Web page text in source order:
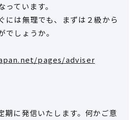
ています。
には無理でも、まずは２級から
でしょうか。
pages/adviser
期に発信いたします。何かご意